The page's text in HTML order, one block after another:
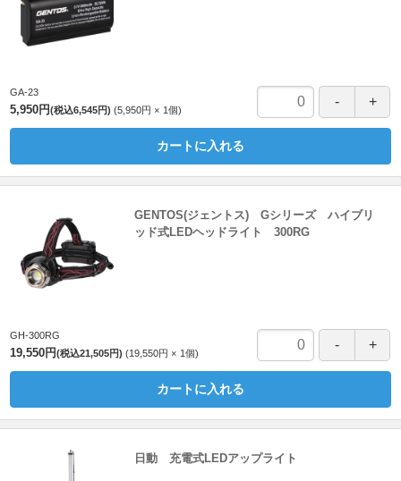
GA-23
5,950円(税込6,545円) 5,950円 1個
カートに入れる
GENTOS(ジェントス) Gシリーズ ハイブリ
ッド式LEDヘッドライト 300RG
GH-300RG
19,550円(税込21,505円) 19,550円 1 個
カートに入れる
日動 充電式LEDアップライト